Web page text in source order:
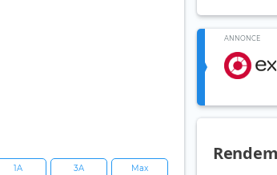
1A 3A Max
ANNONCE